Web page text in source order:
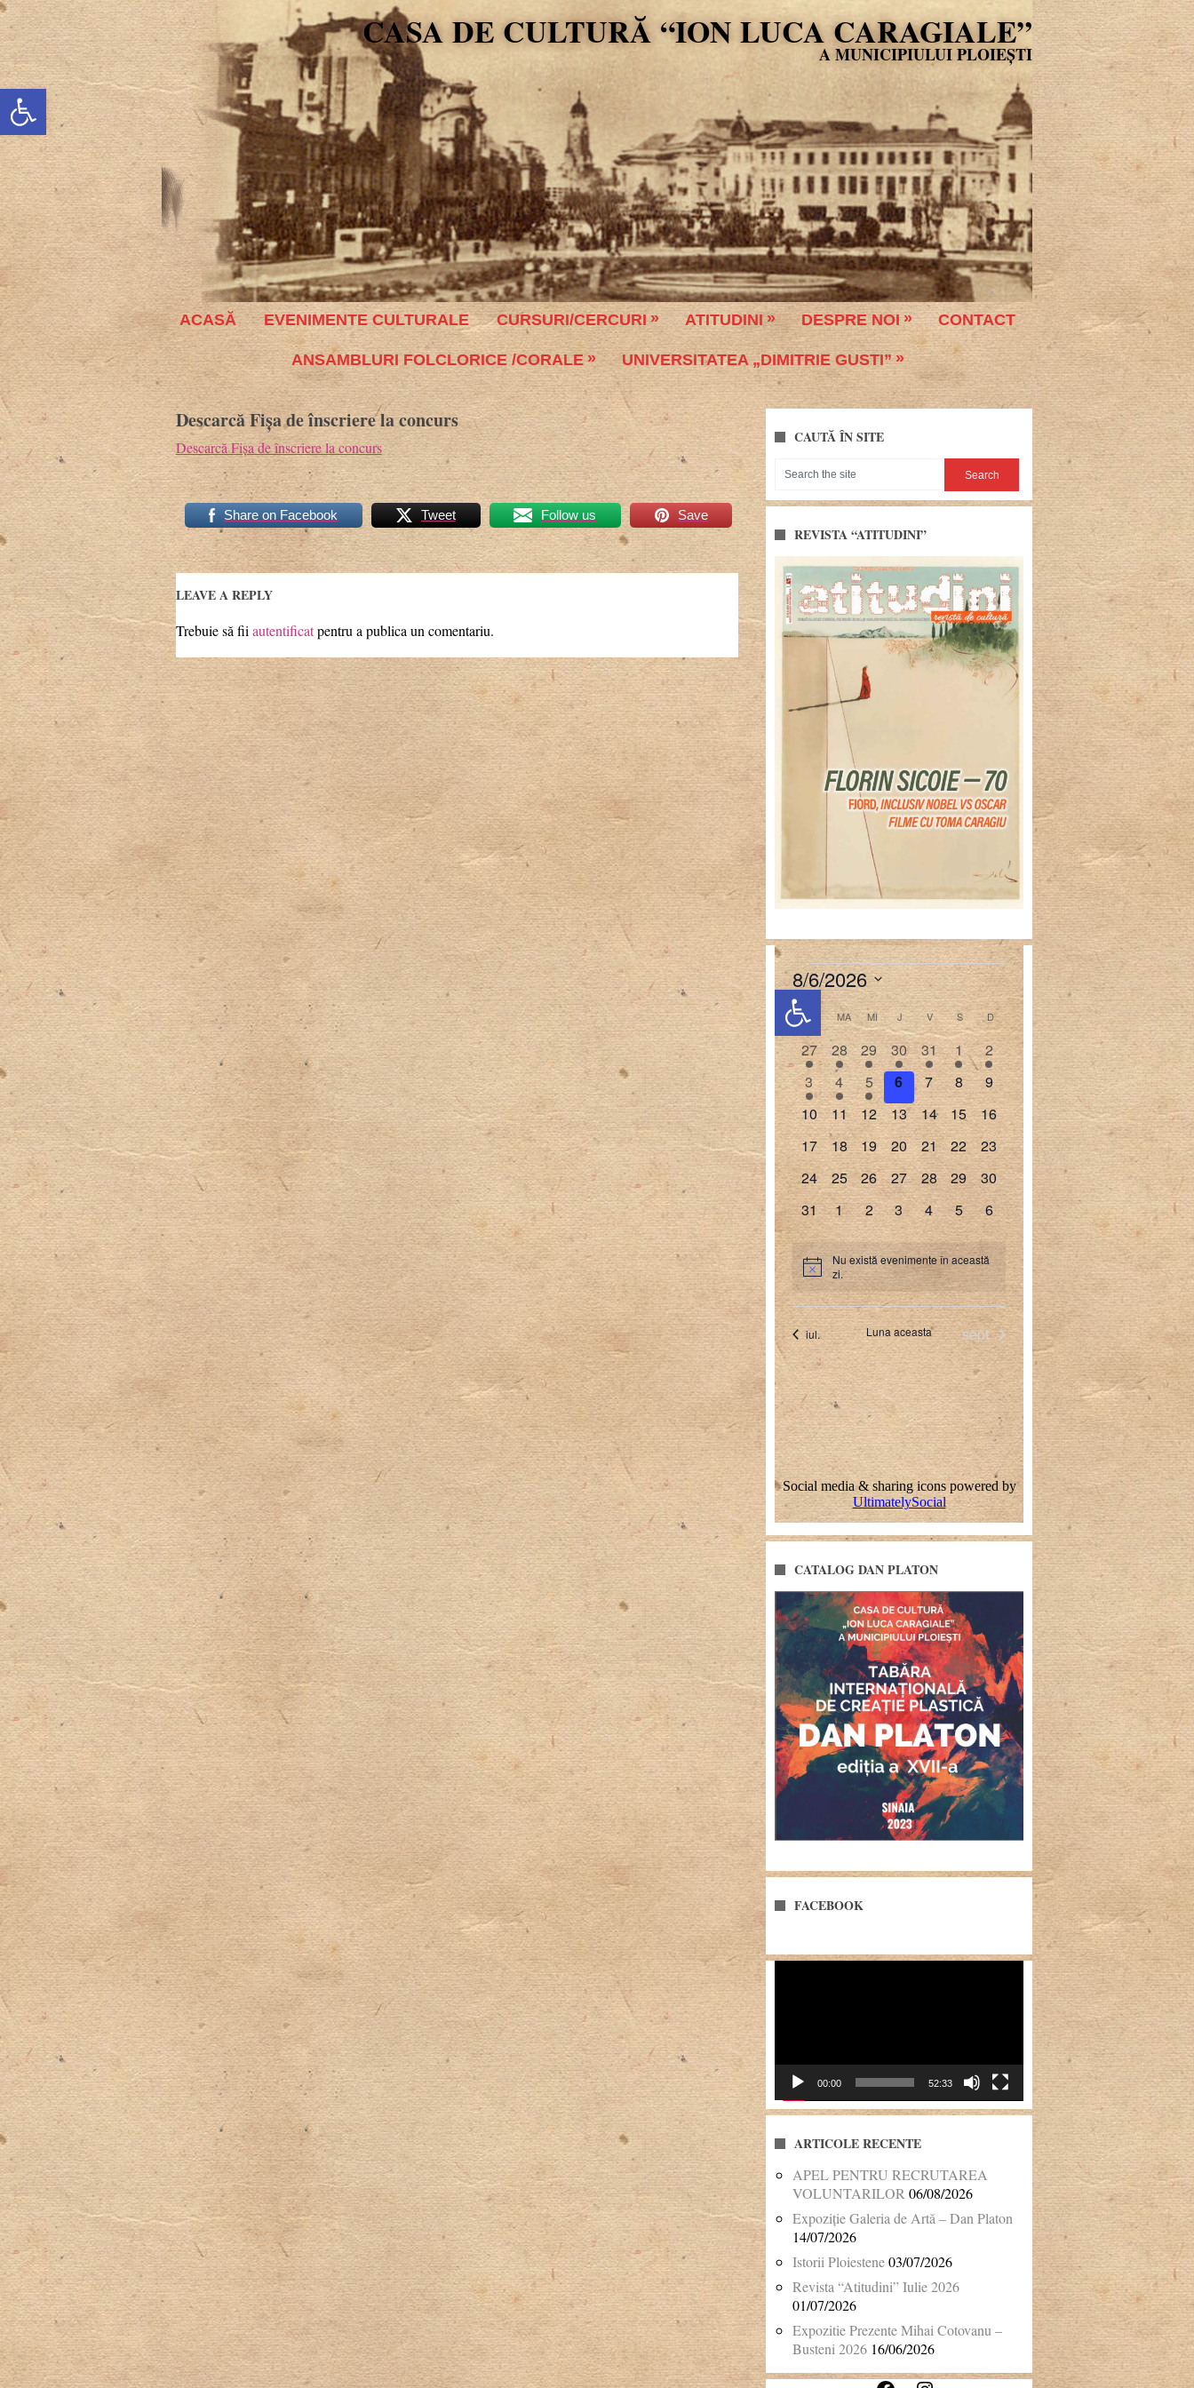
Deschide bara de unelte
CASA DE CULTURĂ “ION LUCA CARAGIALE”
ACASĂ EVENIMENTE CULTURALE CURSURI/CERCURI ATITUDINI DESPRE NOI CONTACT
ANSAMBLURI FOLCLORICE /CORALE UNIVERSITATEA „DIMITRIE GUSTI”
Descarcă Fișa de înscriere la concurs
Descarcă Fișa de înscriere la concurs
Share on Facebook Tweet Follow us Save
LEAVE A REPLY
Trebuie să fii autentificatpentru a publica un comentariu.
CAUTĂ ÎN SITE
REVISTA “ATITUDINI”
CATALOG DAN PLATON
FACEBOOK
00:00 52:33
ARTICOLE RECENTE
APEL PENTRU RECRUTAREA
VOLUNTARILOR06/08/2026
Expoziție Galeria de Artă – Dan Platon
14/07/2026
Istorii Ploiestene03/07/2026
Revista “Atitudini” Iulie 2026
01/07/2026
Expozitie Prezente Mihai Cotovanu –
Busteni 2026 16/06/2026